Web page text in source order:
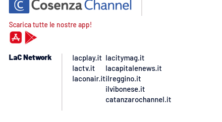
Scarica tutte le nostre app!
LaC Network
lacplay.it
lactv.it
laconair.it
lacitymag.it
lacapitalenews.it
ilreggino.it
ilvibonese.it
catanzarochannel.it